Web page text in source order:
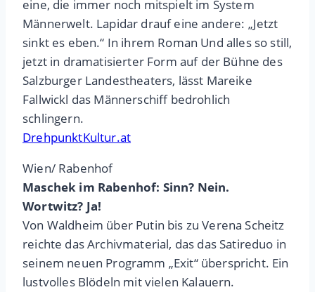
eine, die immer noch mitspielt im System
Männerwelt. Lapidar drauf eine andere: „Jetzt
sinkt es eben.“ In ihrem Roman Und alles so still,
jetzt in dramatisierter Form auf der Bühne des
Salzburger Landestheaters, lässt Mareike
Fallwickl das Männerschiff bedrohlich
schlingern.
DrehpunktKultur.at
Wien/ Rabenhof
Maschek im Rabenhof: Sinn? Nein.
Wortwitz? Ja!
Von Waldheim über Putin bis zu Verena Scheitz
reichte das Archivmaterial, das das Satireduo in
seinem neuen Programm „Exit“ überspricht. Ein
lustvolles Blödeln mit vielen Kalauern.